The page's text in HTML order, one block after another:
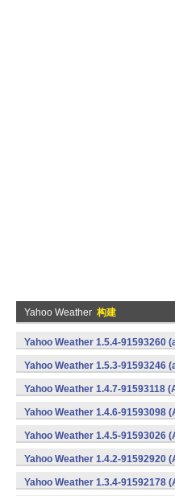
Yahoo Weather 构建
Yahoo Weather 1.5.4-91593260
v7a,x86) (Android)
Yahoo Weather 1.5.3-91593246
v7a,x86) (Android)
Yahoo Weather 1.4.7-91593118
Yahoo Weather 1.4.6-91593098
Yahoo Weather 1.4.5-91593026
Yahoo Weather 1.4.2-91592920
Yahoo Weather 1.3.4-91592178